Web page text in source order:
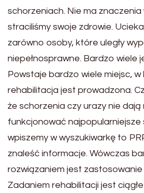
schorzeniach. Nie ma znaczenia
straciliśmy swoje zdrowie.
zarówno osoby, które uległy
niepełnosprawne. Bardzo wiele
Powstaje bardzo wiele miejsc, w
rehabilitacja jest prowadzona.
że schorzenia czy urazy nie dają
funkcjonować najpopularniejsze
wpiszemy w wyszukiwarkę to
znaleść informacje. Wówczas
rozwiązaniem jest zastosowanie
Zadaniem rehabilitacji jest